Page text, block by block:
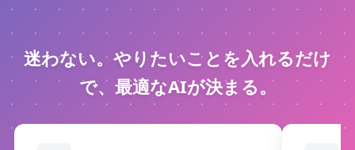
迷わない。やりたいことを入れるだけ
で、最適なAIが決まる。